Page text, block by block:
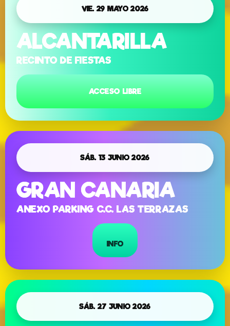
VIE. 29 MAYO 2026
ALCANTARILLA
RECINTO DE FIESTAS
ACCESO LIBRE
SÁB. 13 JUNIO 2026
GRAN CANARIA
ANEXO PARKING C.C. LAS TERRAZAS
INFO
SÁB. 27 JUNIO 2026